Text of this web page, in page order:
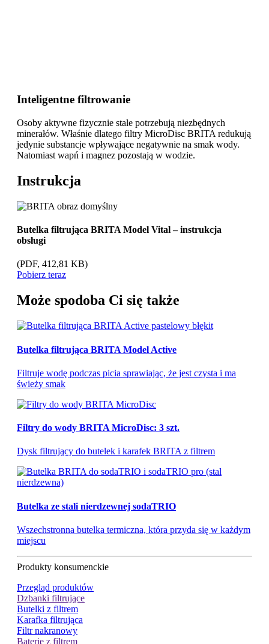
Inteligentne filtrowanie
Osoby aktywne fizycznie stale potrzebują niezbędnych
minerałów. Właśnie dlatego filtry MicroDisc BRITA redukują
jedynie substancje wpływające negatywnie na smak wody.
Natomiast wapń i magnez pozostają w wodzie.
Instrukcja
Butelka filtrująca BRITA Model Vital – instrukcja
obsługi
(PDF, 412,81 KB)
Pobierz teraz
Może spodoba Ci się także
Butelka filtrująca BRITA Model Active
Filtruje wodę podczas picia sprawiając, że jest czysta i ma
świeży smak
Filtry do wody BRITA MicroDisc: 3 szt.
Dysk filtrujący do butelek i karafek BRITA z filtrem
Butelka ze stali nierdzewnej sodaTRIO
Wszechstronna butelka termiczna, która przyda się w każdym
miejscu
Produkty konsumenckie
Przegląd produktów
Dzbanki filtrujące
Butelki z filtrem
Karafka filtrująca
Filtr nakranowy
Baterie z filtrem